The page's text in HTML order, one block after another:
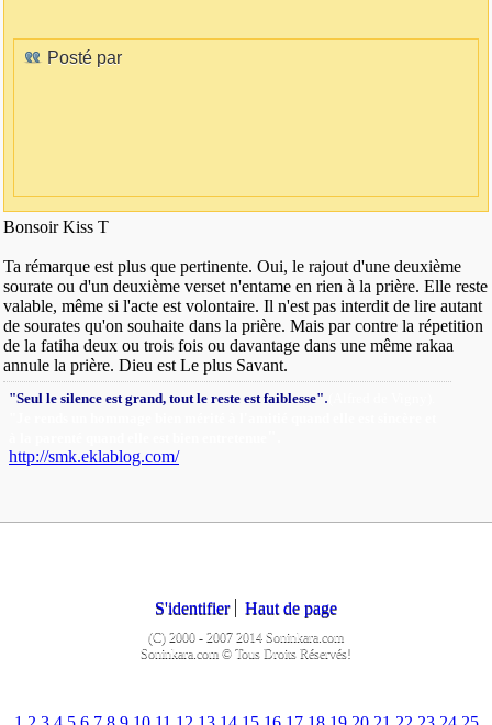
Posté par
Bonsoir Kiss T
Ta rémarque est plus que pertinente. Oui, le rajout d'une deuxième
sourate ou d'un deuxième verset n'entame en rien à la prière. Elle reste
valable, même si l'acte est volontaire. Il n'est pas interdit de lire autant
de sourates qu'on souhaite dans la prière. Mais par contre la répetition
de la fatiha deux ou trois fois ou davantage dans une même rakaa
annule la prière. Dieu est Le plus Savant.
"Seul le silence est grand, tout le reste est faiblesse".
http://smk.eklablog.com/
S'identifier Haut de page
(C) 2000 - 2007 2014 Soninkara.com
Soninkara.com © Tous Droits Réservés!